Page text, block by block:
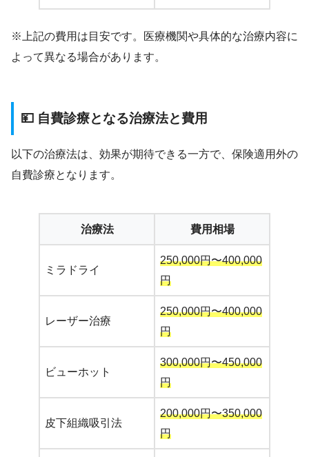
※上記の費用は目安です。医療機関や具体的な治療内容に
よって異なる場合があります。
💴 自費診療となる治療法と費用
以下の治療法は、効果が期待できる一方で、保険適用外の
自費診療となります。
治療法 費用相場
ミラドライ
250,000円〜400,000
円
レーザー治療
250,000円〜400,000
円
ビューホット
300,000円〜450,000
円
皮下組織吸引法
200,000円〜350,000
円